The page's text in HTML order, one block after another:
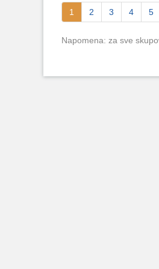
1 2 3 4 5
Napomena: za sve